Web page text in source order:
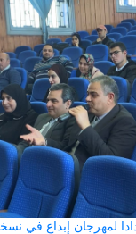
لمهرجان إبداع في